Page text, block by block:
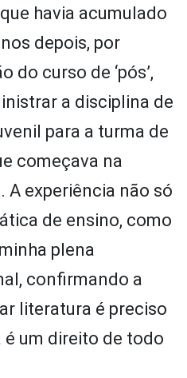
havia acumulado
depois, por
do curso de ‘pós’,
a disciplina de
para a turma de
começava na
A experiência não só
de ensino, como
plena
confirmando a
literatura é preciso
um direito de todo